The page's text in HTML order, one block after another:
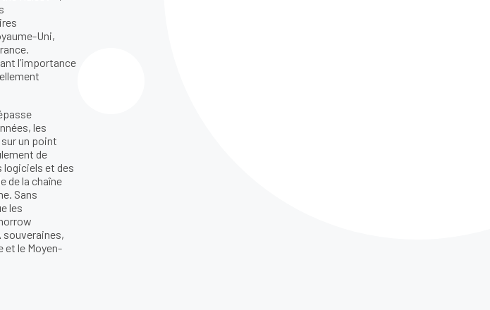
Uni,
l’importance
les
un point
de
logiciels et des
de la chaîne
Sans
les
souveraines,
et le Moyen-